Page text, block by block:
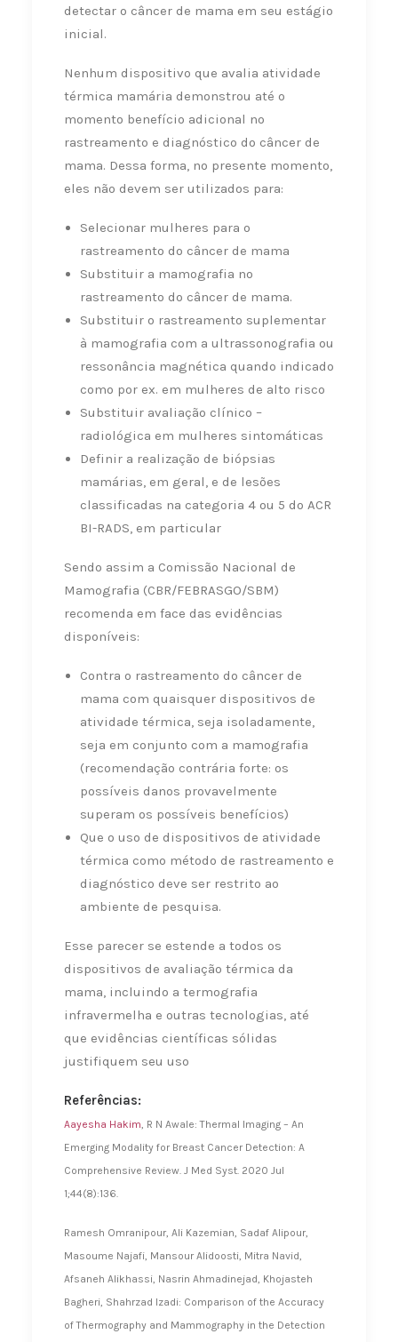
detectar o câncer de mama em seu estágio
inicial.
Nenhum dispositivo que avalia atividade
térmica mamária demonstrou até o
momento benefício adicional no
rastreamento e diagnóstico do câncer de
mama. Dessa forma, no presente momento,
eles não devem ser utilizados para:
Selecionar mulheres para o
rastreamento do câncer de mama
Substituir a mamografia no
rastreamento do câncer de mama.
Substituir o rastreamento suplementar
à mamografia com a ultrassonografia ou
ressonância magnética quando indicado
como por ex. em mulheres de alto risco
Substituir avaliação clínico –
radiológica em mulheres sintomáticas
Definir a realização de biópsias
mamárias, em geral, e de lesões
classificadas na categoria 4 ou 5 do ACR
BI-RADS, em particular
Sendo assim a Comissão Nacional de
Mamografia (CBR/FEBRASGO/SBM)
recomenda em face das evidências
disponíveis:
Contra o rastreamento do câncer de
mama com quaisquer dispositivos de
atividade térmica, seja isoladamente,
seja em conjunto com a mamografia
(recomendação contrária forte: os
possíveis danos provavelmente
superam os possíveis benefícios)
Que o uso de dispositivos de atividade
térmica como método de rastreamento e
diagnóstico deve ser restrito ao
ambiente de pesquisa.
Esse parecer se estende a todos os
dispositivos de avaliação térmica da
mama, incluindo a termografia
infravermelha e outras tecnologias, até
que evidências científicas sólidas
justifiquem seu uso
Referências:
Aayesha Hakim, R N Awale: Thermal Imaging – An
Emerging Modality for Breast Cancer Detection: A
Comprehensive Review. J Med Syst. 2020 Jul
1;44(8):136.
Ramesh Omranipour, Ali Kazemian, Sadaf Alipour,
Masoume Najafi, Mansour Alidoosti, Mitra Navid,
Afsaneh Alikhassi, Nasrin Ahmadinejad, Khojasteh
Bagheri, Shahrzad Izadi: Comparison of the Accuracy
of Thermography and Mammography in the Detection